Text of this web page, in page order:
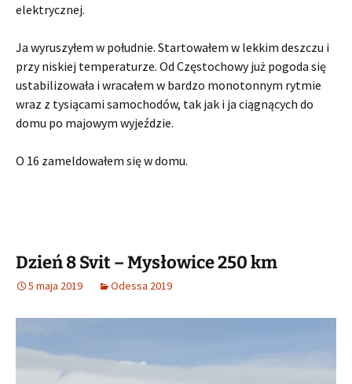
elektrycznej.
Ja wyruszyłem w południe. Startowałem w lekkim deszczu i
przy niskiej temperaturze. Od Częstochowy już pogoda się
ustabilizowała i wracałem w bardzo monotonnym rytmie
wraz z tysiącami samochodów, tak jak i ja ciągnących do
domu po majowym wyjeździe.
O 16 zameldowałem się w domu.
Dzień 8 Svit – Mysłowice 250 km
5 maja 2019 Odessa 2019